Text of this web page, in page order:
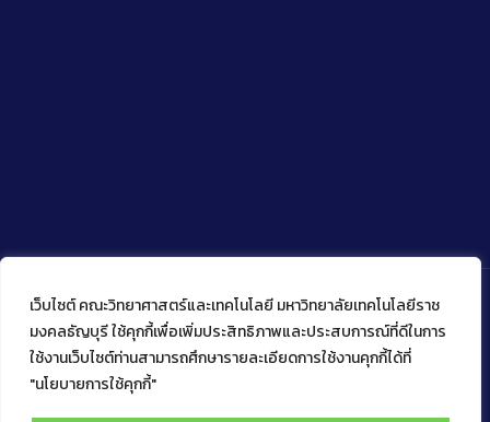
เว็บไซต์ คณะวิทยาศาสตร์และเทคโนโลยี มหาวิทยาลัยเทคโนโลยีราช
มงคลธัญบุรี ใช้คุกกี้เพื่อเพิ่มประสิทธิภาพและประสบการณ์ที่ดีในการ
ใช้งานเว็บไซต์ท่านสามารถศึกษารายละเอียดการใช้งานคุกกี้ได้ที่
"นโยบายการใช้คุกกี้"
Copyright © 2022 คณะวิทยาศาสตร์และเทคโนโลยี มหาวิทยาลัย